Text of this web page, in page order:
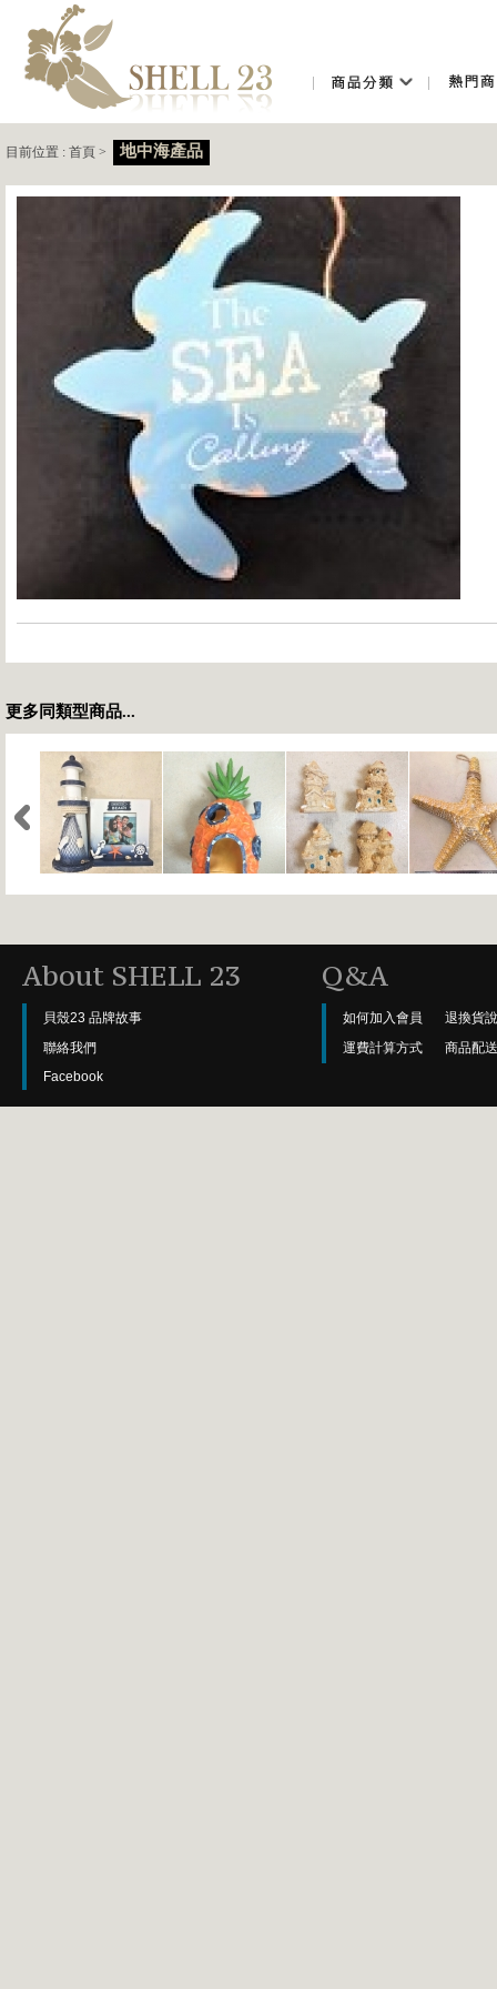
目前位置 : 首頁 > 地中海產品
更多同類型商品...
About SHELL 23
貝殼23 品牌故事
聯絡我們
Facebook
Q&A
如何加入會員
運費計算方式
退換貨
商品配